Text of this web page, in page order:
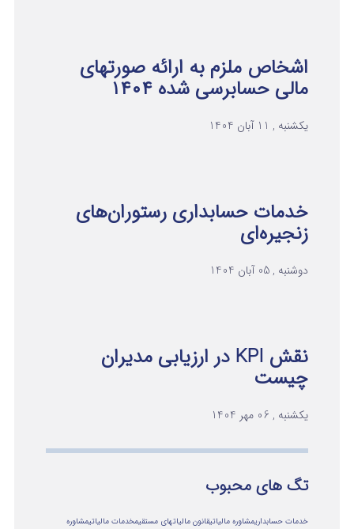
اشخاص ملزم به ارائه صورتهای
مالی حسابرسی شده ۱۴۰۴
یکشنبه , 11 آبان 1404
خدمات حسابداری رستوران‌های
زنجیره‌ای
دوشنبه , 05 آبان 1404
نقش KPI در ارزیابی مدیران
چیست
یکشنبه , 06 مهر 1404
تگ های محبوب
خدمات حسابداریمشاوره مالیاتیقانون مالیاتهای مستقیمخدمات مالیاتیمشاوره